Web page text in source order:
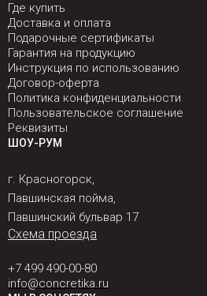
Где купить
Доставка и оплата
Подарочные сертификаты
Гарантия на продукцию
Инструкция по использованию
Договор-оферта
Политика конфиденциальности
Пользовательское соглашение
Реквизиты
ШОУ-РУМ
г. Красногорск,
Павшинская пойма,
Павшинский бульвар 17
Схема проезда
+7 499 490-00-80
info@concretika.ru